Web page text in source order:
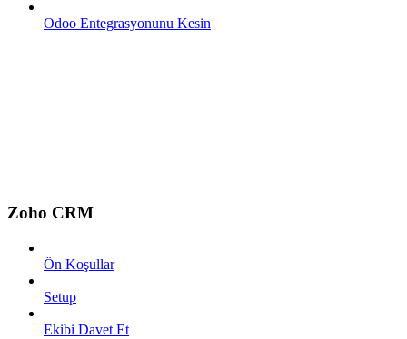
Odoo Entegrasyonunu Kesin
Zoho CRM
Ön Koşullar
Setup
Ekibi Davet Et